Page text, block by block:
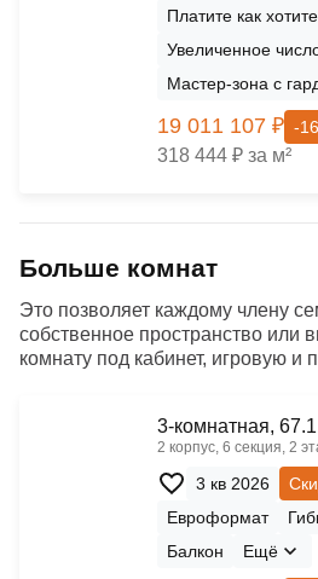
Платите как хотите
Увеличенное
Мастер-зона с
19 011 107 ₽ -
318 444 ₽ за м²
Больше комнат
Это позволяет каждому члену
собственное пространство или
комнату под кабинет, игровую и
3-комнатная,
2 корпус, 6 секция, 2
3 кв 2026
Евроформат
Балкон
Ещё